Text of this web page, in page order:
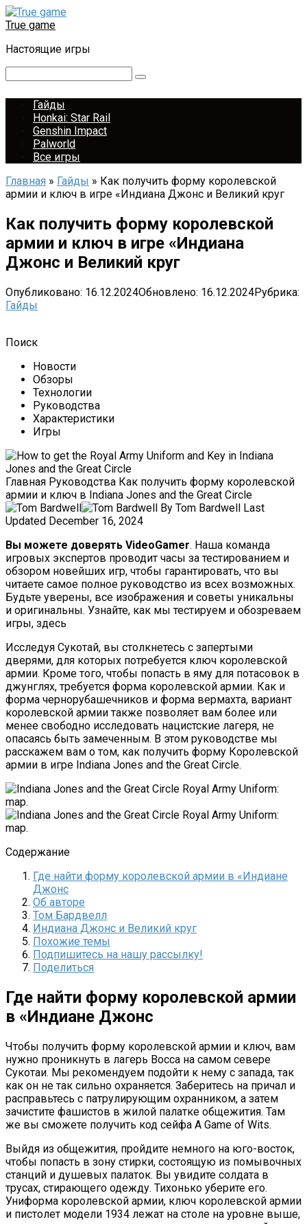
Перейти
к
True game
Настоящие игры
Гайды
Honkai: Star Rail
Genshin Impact
Palworld
Все игры
Главная » Гайды » Как получить форму королевской
армии и ключ в игре «Индиана Джонс и Великий круг
Как получить форму королевской
армии и ключ в игре «Индиана
Джонс и Великий круг
Опубликовано: 16.12.2024Обновлено: 16.12.2024Рубрика:
Гайды
Поиск
Новости
Обзоры
Технологии
Руководства
Характеристики
Игры
Главная Руководства Как получить форму королевской
армии и ключ в Indiana Jones and the Great Circle
By Tom Bardwell Last
Updated December 16, 2024
Вы можете доверять VideoGamer. Наша команда
игровых экспертов проводит часы за тестированием и
обзором новейших игр, чтобы гарантировать, что вы
читаете самое полное руководство из всех возможных.
Будьте уверены, все изображения и советы уникальны
и оригинальны. Узнайте, как мы тестируем и обозреваем
игры, здесь
Исследуя Сукотай, вы столкнетесь с запертыми
дверями, для которых потребуется ключ королевской
армии. Кроме того, чтобы попасть в яму для потасовок в
джунглях, требуется форма королевской армии. Как и
форма чернорубашечников и форма вермахта, вариант
королевской армии также позволяет вам более или
менее свободно исследовать нацистские лагеря, не
опасаясь быть замеченным. В этом руководстве мы
расскажем вам о том, как получить форму Королевской
армии в игре Indiana Jones and the Great Circle.
Содержание
Где найти форму королевской армии в «Индиане
Джонс
Об авторе
Том Бардвелл
Индиана Джонс и Великий круг
Похожие темы
Подпишитесь на нашу рассылку!
Поделиться
Где найти форму королевской армии
в «Индиане Джонс
Чтобы получить форму королевской армии и ключ, вам
нужно проникнуть в лагерь Восса на самом севере
Сукотаи. Мы рекомендуем подойти к нему с запада, так
как он не так сильно охраняется. Заберитесь на причал и
расправьтесь с патрулирующим охранником, а затем
зачистите фашистов в жилой палатке общежития. Там
же вы сможете получить код сейфа A Game of Wits.
Выйдя из общежития, пройдите немного на юго-восток,
чтобы попасть в зону стирки, состоящую из помывочных
станций и душевых палаток. Вы увидите солдата в
трусах, стирающего одежду. Тихонько уберите его.
Униформа королевской армии, ключ королевской армии
и пистолет модели 1934 лежат на столе на уровне выше,